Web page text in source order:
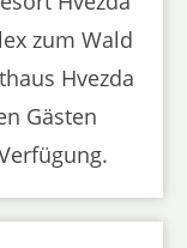
zum Wald
Hvezda
Gästen